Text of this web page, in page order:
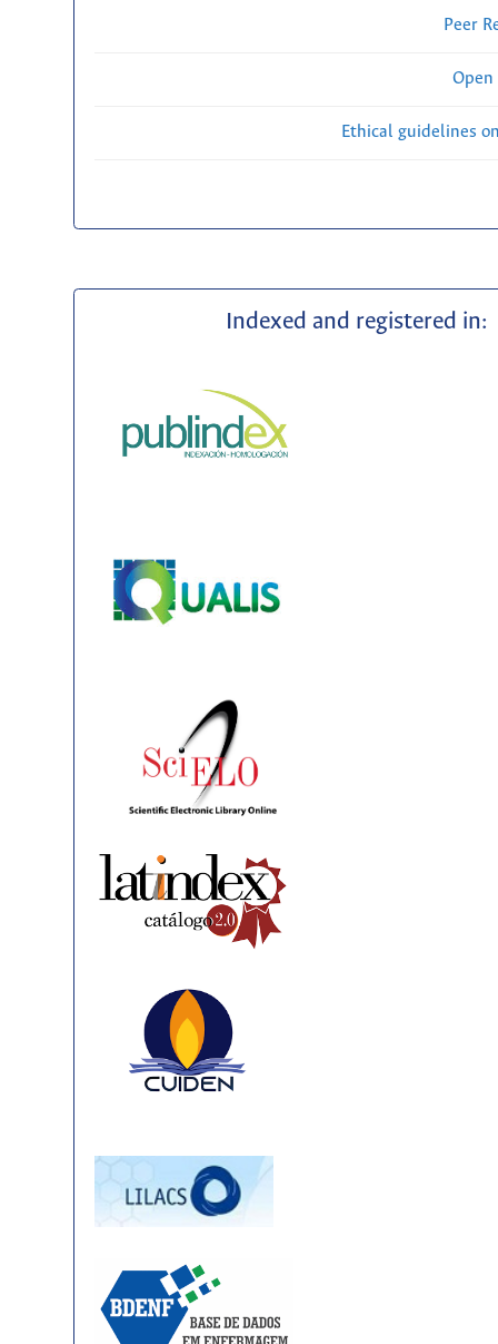
Peer
Open
Ethical guidelines
Indexed and registered in: